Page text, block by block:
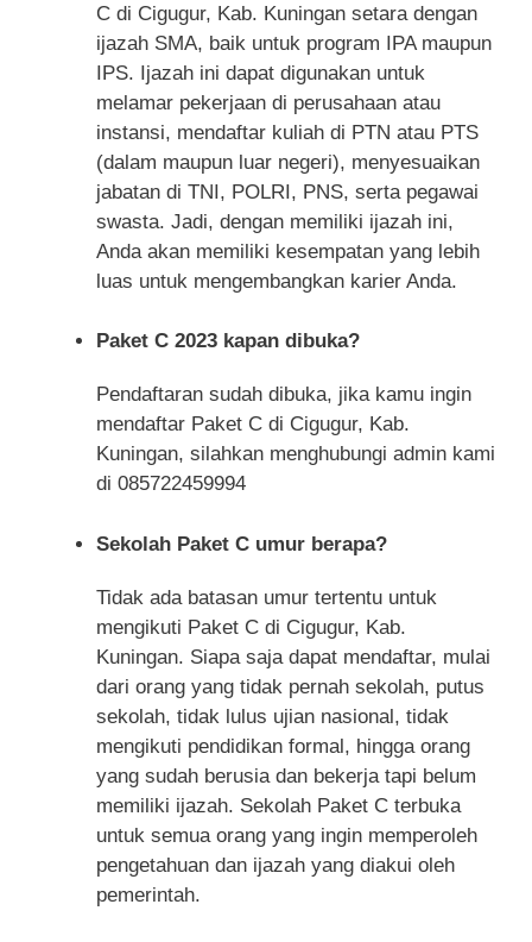
C di Cigugur, Kab. Kuningan setara dengan
ijazah SMA, baik untuk program IPA maupun
IPS. Ijazah ini dapat digunakan untuk
melamar pekerjaan di perusahaan atau
instansi, mendaftar kuliah di PTN atau PTS
(dalam maupun luar negeri), menyesuaikan
jabatan di TNI, POLRI, PNS, serta pegawai
swasta. Jadi, dengan memiliki ijazah ini,
Anda akan memiliki kesempatan yang lebih
luas untuk mengembangkan karier Anda.
Paket C 2023 kapan dibuka?
Pendaftaran sudah dibuka, jika kamu ingin
mendaftar Paket C di Cigugur, Kab.
Kuningan, silahkan menghubungi admin kami
di 085722459994
Sekolah Paket C umur berapa?
Tidak ada batasan umur tertentu untuk
mengikuti Paket C di Cigugur, Kab.
Kuningan. Siapa saja dapat mendaftar, mulai
dari orang yang tidak pernah sekolah, putus
sekolah, tidak lulus ujian nasional, tidak
mengikuti pendidikan formal, hingga orang
yang sudah berusia dan bekerja tapi belum
memiliki ijazah. Sekolah Paket C terbuka
untuk semua orang yang ingin memperoleh
pengetahuan dan ijazah yang diakui oleh
pemerintah.